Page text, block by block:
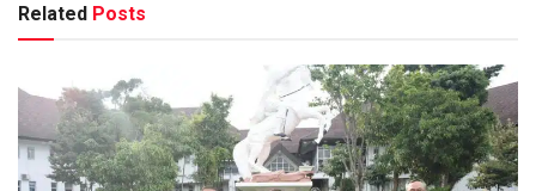
Related Posts